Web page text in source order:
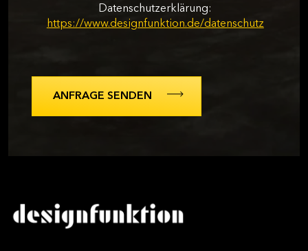
Datenschutzerklärung:
https://www.designfunktion.de/datenschutz